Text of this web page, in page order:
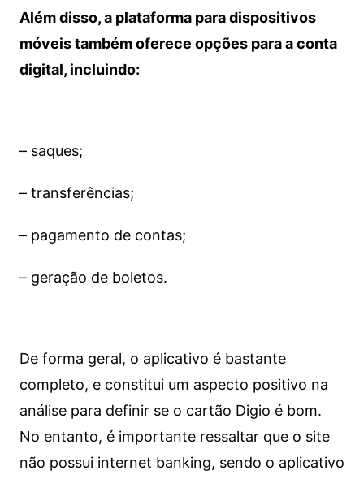
Além disso, a plataforma para dispositivos
móveis também oferece opções para a conta
digital, incluindo:
– saques;
– transferências;
– pagamento de contas;
– geração de boletos.
De forma geral, o aplicativo é bastante
completo, e constitui um aspecto positivo na
análise para definir se o cartão Digio é bom.
No entanto, é importante ressaltar que o site
não possui internet banking, sendo o aplicativo